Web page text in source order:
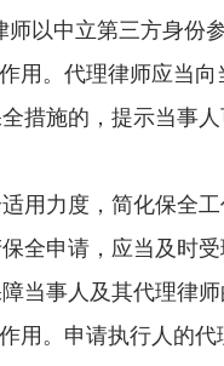
以中立第三方身份
。代理律师应当向
措施的，提示当事
力度，简化保全工
全申请，应当及时
当事人及其代理律师
。申请执行人的代